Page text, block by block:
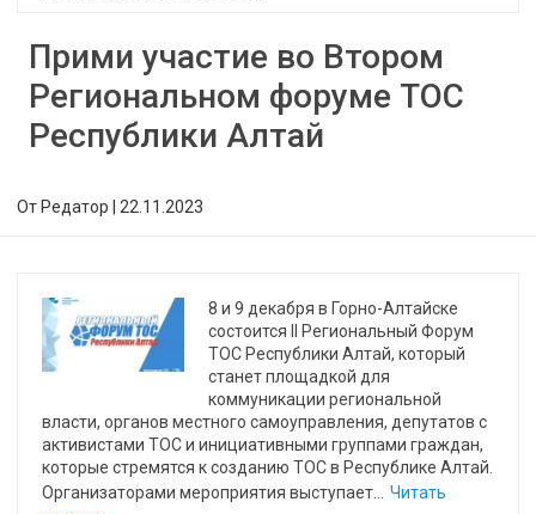
Прими участие во Втором
Региональном форуме ТОС
Республики Алтай
От Редатор 22.11.2023
8 и 9 декабря в Горно-Алтайске
состоится II Региональный Форум
ТОС Республики Алтай, который
станет площадкой для
коммуникации региональной
власти, органов местного самоуправления, депутатов с
активистами ТОС и инициативными группами граждан,
которые стремятся к созданию ТОС в Республике Алтай.
Организаторами мероприятия выступает…
Читать